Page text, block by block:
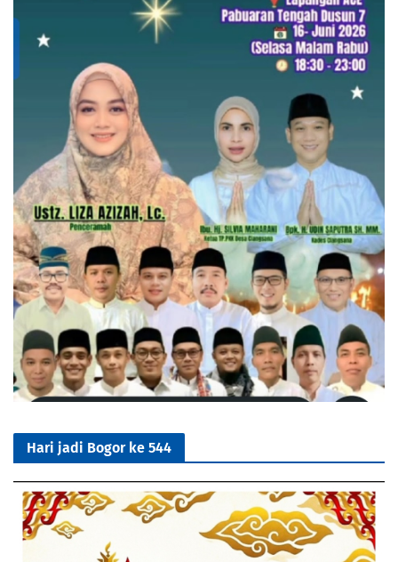
Hari jadi Bogor ke 544